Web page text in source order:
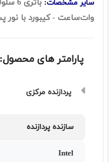
سایر مشخصات:
وات‌ساعت - کیبورد با
پارامتر های محصول:
پردازنده مرکزی
سازنده پردازنده
Intel